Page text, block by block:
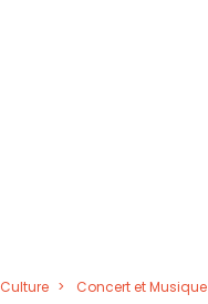
Culture Concert et Musique